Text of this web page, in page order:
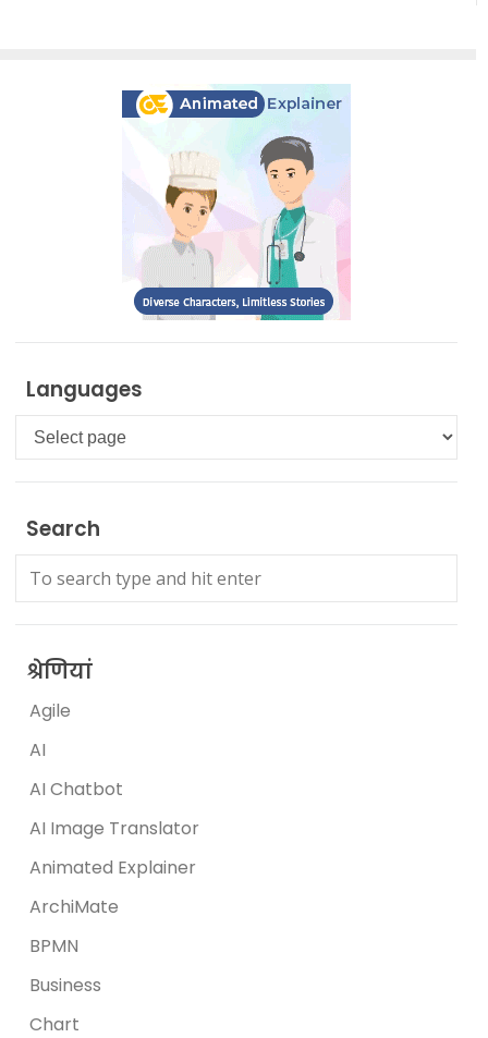
Languages
Languages
Search
श्रेणियां
Agile
AI
AI Chatbot
AI Image Translator
Animated Explainer
ArchiMate
BPMN
Business
Chart